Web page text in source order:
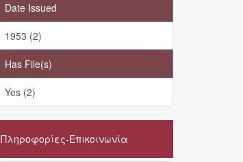
Date Issued
1953 (2)
Has File(s)
Yes (2)
Πληροφορίες-Επικοινωνία